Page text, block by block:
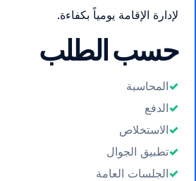
لإدارة الإقامة يومياً بكفاءة.
حسب الطلب
المحاسبة
الدفع
الاستخلاص
تطبيق الجوال
الجلسات العامة